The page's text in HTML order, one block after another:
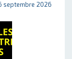
septembre 2026